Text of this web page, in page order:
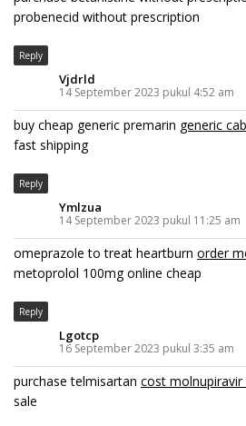
probenecid without prescription
Reply
Vjdrld
14 September 2023 pukul 4:52 am
buy cheap generic premarin generic
fast shipping
Reply
Ymlzua
14 September 2023 pukul 11:25 am
omeprazole to treat heartburn order
metoprolol 100mg online cheap
Reply
Lgotcp
16 September 2023 pukul 3:35 am
purchase telmisartan cost molnupiravir
sale